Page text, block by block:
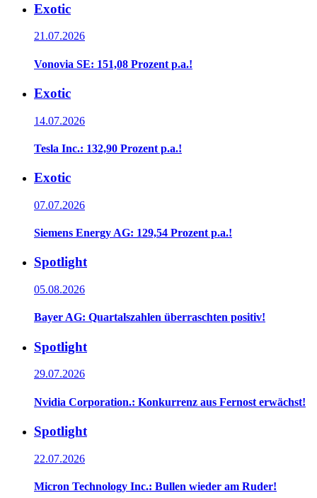
Exotic
21.07.2026
Vonovia SE: 151,08 Prozent p.a.!
Exotic
14.07.2026
Tesla Inc.: 132,90 Prozent p.a.!
Exotic
07.07.2026
Siemens Energy AG: 129,54 Prozent p.a.!
Spotlight
05.08.2026
Bayer AG: Quartalszahlen überraschten positiv!
Spotlight
29.07.2026
Nvidia Corporation.: Konkurrenz aus Fernost erwächst!
Spotlight
22.07.2026
Micron Technology Inc.: Bullen wieder am Ruder!